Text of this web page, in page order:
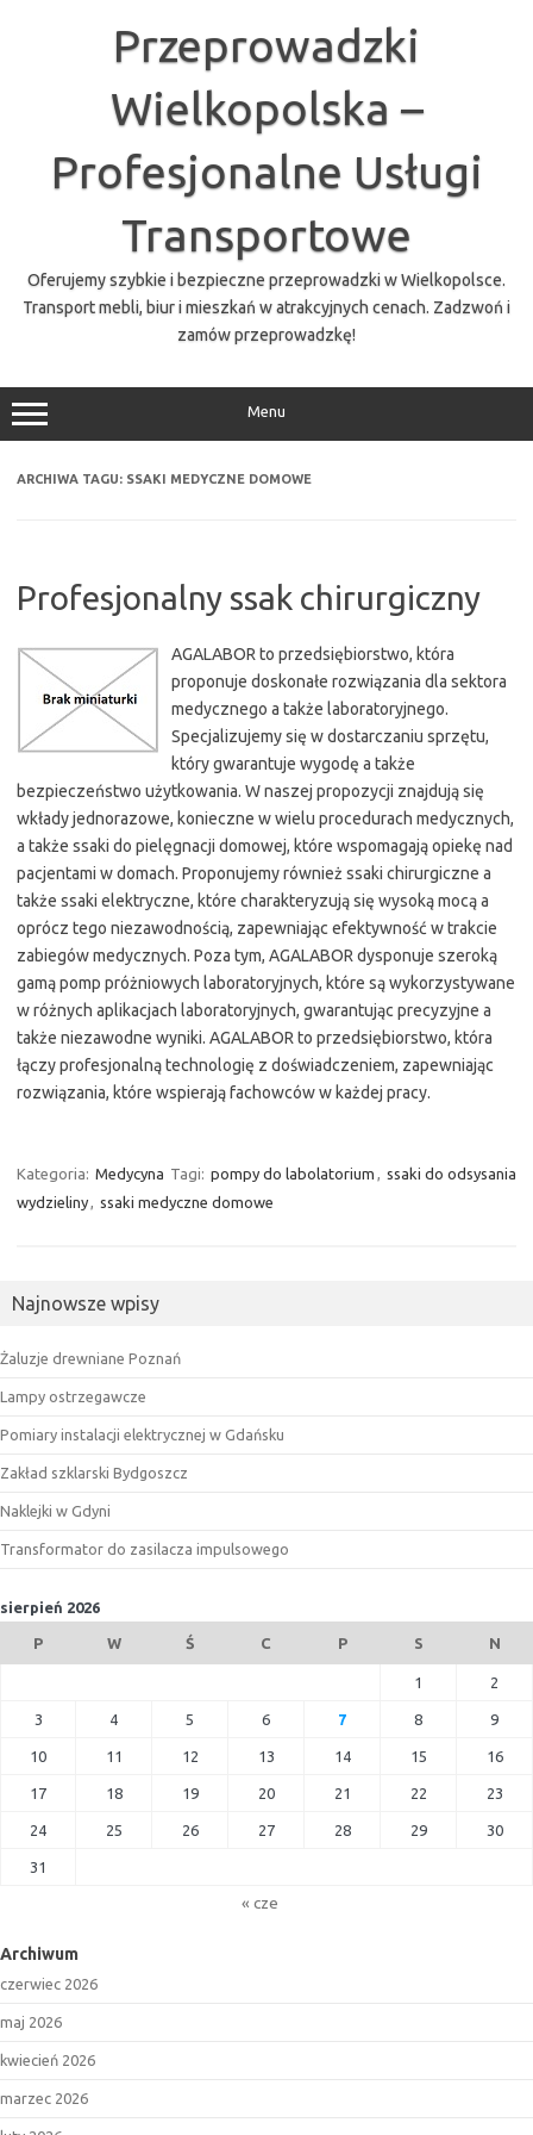
Przeprowadzki
Wielkopolska –
Profesjonalne Usługi
Transportowe
Oferujemy szybkie i bezpieczne przeprowadzki w Wielkopolsce.
Transport mebli, biur i mieszkań w atrakcyjnych cenach. Zadzwoń i
zamów przeprowadzkę!
Menu
ARCHIWA TAGU: SSAKI MEDYCZNE DOMOWE
Profesjonalny ssak chirurgiczny
AGALABOR to przedsiębiorstwo, która
proponuje doskonałe rozwiązania dla sektora
medycznego a także laboratoryjnego.
Specjalizujemy się w dostarczaniu sprzętu,
który gwarantuje wygodę a także
bezpieczeństwo użytkowania. W naszej propozycji znajdują się
wkłady jednorazowe, konieczne w wielu procedurach medycznych,
a także ssaki do pielęgnacji domowej, które wspomagają opiekę nad
pacjentami w domach. Proponujemy również ssaki chirurgiczne a
także ssaki elektryczne, które charakteryzują się wysoką mocą a
oprócz tego niezawodnością, zapewniając efektywność w trakcie
zabiegów medycznych. Poza tym, AGALABOR dysponuje szeroką
gamą pomp próżniowych laboratoryjnych, które są wykorzystywane
w różnych aplikacjach laboratoryjnych, gwarantując precyzyjne a
także niezawodne wyniki. AGALABOR to przedsiębiorstwo, która
łączy profesjonalną technologię z doświadczeniem, zapewniając
rozwiązania, które wspierają fachowców w każdej pracy.
Kategoria: Medycyna Tagi: pompy do labolatorium , ssaki do odsysania
wydzieliny, ssaki medyczne domowe
Najnowsze wpisy
Żaluzje drewniane Poznań
Lampy ostrzegawcze
Pomiary instalacji elektrycznej w Gdańsku
Zakład szklarski Bydgoszcz
Naklejki w Gdyni
Transformator do zasilacza impulsowego
sierpień 2026
P W Ś C P S N
1 2
3 4 5 6 7 8 9
10 11 12 13 14 15 16
17 18 19 20 21 22 23
24 25 26 27 28 29 30
31
« cze
Archiwum
czerwiec 2026
maj 2026
kwiecień 2026
marzec 2026